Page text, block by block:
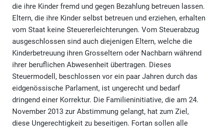
die ihre Kinder fremd und gegen Bezahlung betreuen lassen.
Eltern, die ihre Kinder selbst betreuen und erziehen, erhalten
vom Staat keine Steuererleichterungen. Vom Steuerabzug
ausgeschlossen sind auch diejenigen Eltern, welche die
Kinderbetreuung ihren Grosseltern oder Nachbarn während
ihrer beruflichen Abwesenheit übertragen. Dieses
Steuermodell, beschlossen vor ein paar Jahren durch das
eidgenössische Parlament, ist ungerecht und bedarf
dringend einer Korrektur. Die Familieninitiative, die am 24.
November 2013 zur Abstimmung gelangt, hat zum Ziel,
diese Ungerechtigkeit zu beseitigen. Fortan sollen alle